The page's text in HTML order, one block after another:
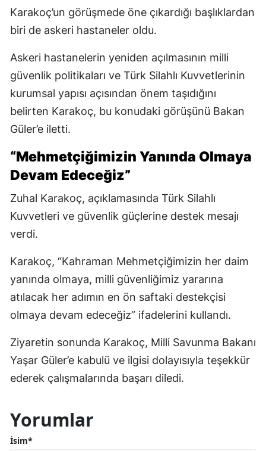
Karakoç’un görüşmede öne çıkardığı başlıklardan
biri de askeri hastaneler oldu.
Askeri hastanelerin yeniden açılmasının milli
güvenlik politikaları ve Türk Silahlı Kuvvetlerinin
kurumsal yapısı açısından önem taşıdığını
belirten Karakoç, bu konudaki görüşünü Bakan
Güler’e iletti.
“Mehmetçiğimizin Yanında Olmaya
Devam Edeceğiz”
Zuhal Karakoç, açıklamasında Türk Silahlı
Kuvvetleri ve güvenlik güçlerine destek mesajı
verdi.
Karakoç, “Kahraman Mehmetçiğimizin her daim
yanında olmaya, milli güvenliğimiz yararına
atılacak her adımın en ön saftaki destekçisi
olmaya devam edeceğiz” ifadelerini kullandı.
Ziyaretin sonunda Karakoç, Milli Savunma Bakanı
Yaşar Güler’e kabulü ve ilgisi dolayısıyla teşekkür
ederek çalışmalarında başarı diledi.
Yorumlar
İsim*